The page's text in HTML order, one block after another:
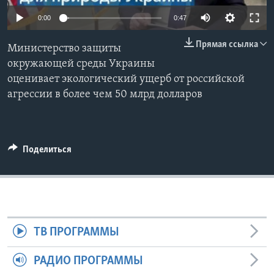
Learning English
СОЦИАЛЬНЫЕ СЕТИ
0:00 0:47
Прямая ссылка
Министерство защиты
окружающей среды Украины
оценивает экологический ущерб от российской
агрессии в более чем 50 млрд долларов
Поделиться
ТВ ПРОГРАММЫ
РАДИО ПРОГРАММЫ